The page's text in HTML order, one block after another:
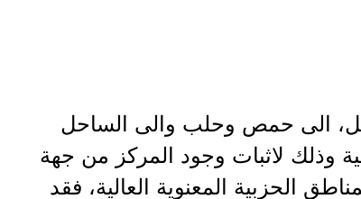
الى حمص وحلب والى الساحل
وذلك لاثبات وجود المركز من جهة
الحزبية المعنوية العالية، فقد